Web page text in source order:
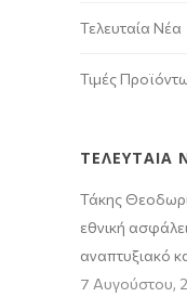
Τελευταία Νέα
Τιμές
ΤΕΛΕΥΤΑΙΑ
Τάκης
εθνική
αναπτυξιακό
7 Αυγούστου,